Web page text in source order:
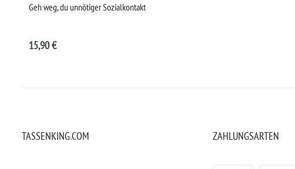
Geh weg, du unnötiger Sozialkontakt
15,90 €
TASSENKING.COM ZAHLUNGSARTEN